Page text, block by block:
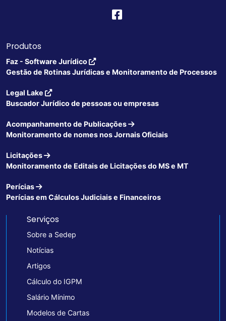
Produtos
Faz - Software Jurídico
Gestão de Rotinas Jurídicas e Monitoramento de Processos
Legal Lake
Buscador Jurídico de pessoas ou empresas
Acompanhamento de Publicações
Monitoramento de nomes nos Jornais Oficiais
Licitações
Monitoramento de Editais de Licitações do MS e MT
Perícias
Perícias em Cálculos Judiciais e Financeiros
Serviços
Sobre a Sedep
Notícias
Artigos
Cálculo do IGPM
Salário Mínimo
Modelos de Cartas